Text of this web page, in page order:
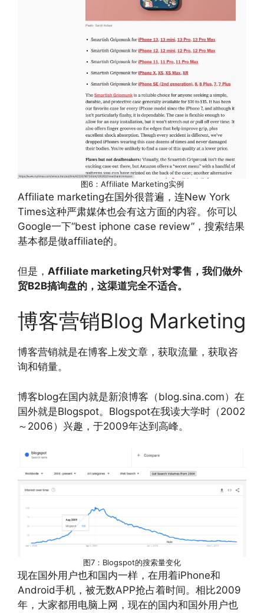
图6：Affiliate Marketing实例
Affiliate marketing在国外很普遍，连New York
Times这种严肃媒体也会有这方面的内容。你可以
Google一下“best iphone case review”，搜索结果
基本都是做affiliate的。
但是， Affiliate marketing只针对零售，我们做外
贸B2B搞询盘的，这渠道完全不适合。
博客营销Blog Marketing
博客营销就是在博客上发文章，获取流量，获取咨
询和销量。
博客blog在国内就是新浪博客（blog.sina.com）在
国外就是Blogspot。Blogspot在我读大学时（2002
～2006）兴趣，于2009年达到高峰。
图7：Blogspot的搜索量变化
现在国外用户也和国内一样，在用着iPhone和
Android手机，被无数APP抢占着时间。相比2009
年，大家都用电脑上网，现在的国内和国外用户也